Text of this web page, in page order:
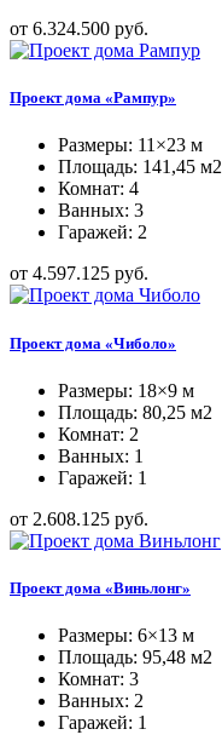
от 6.324.500 руб.
Проект дома «Рампур»
Размеры: 11×23 м
Площадь: 141,45 м2
Комнат: 4
Ванных: 3
Гаражей: 2
от 4.597.125 руб.
Проект дома «Чиболо»
Размеры: 18×9 м
Площадь: 80,25 м2
Комнат: 2
Ванных: 1
Гаражей: 1
от 2.608.125 руб.
Проект дома «Виньлонг»
Размеры: 6×13 м
Площадь: 95,48 м2
Комнат: 3
Ванных: 2
Гаражей: 1